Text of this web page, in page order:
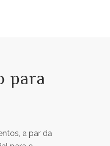
para
a par da